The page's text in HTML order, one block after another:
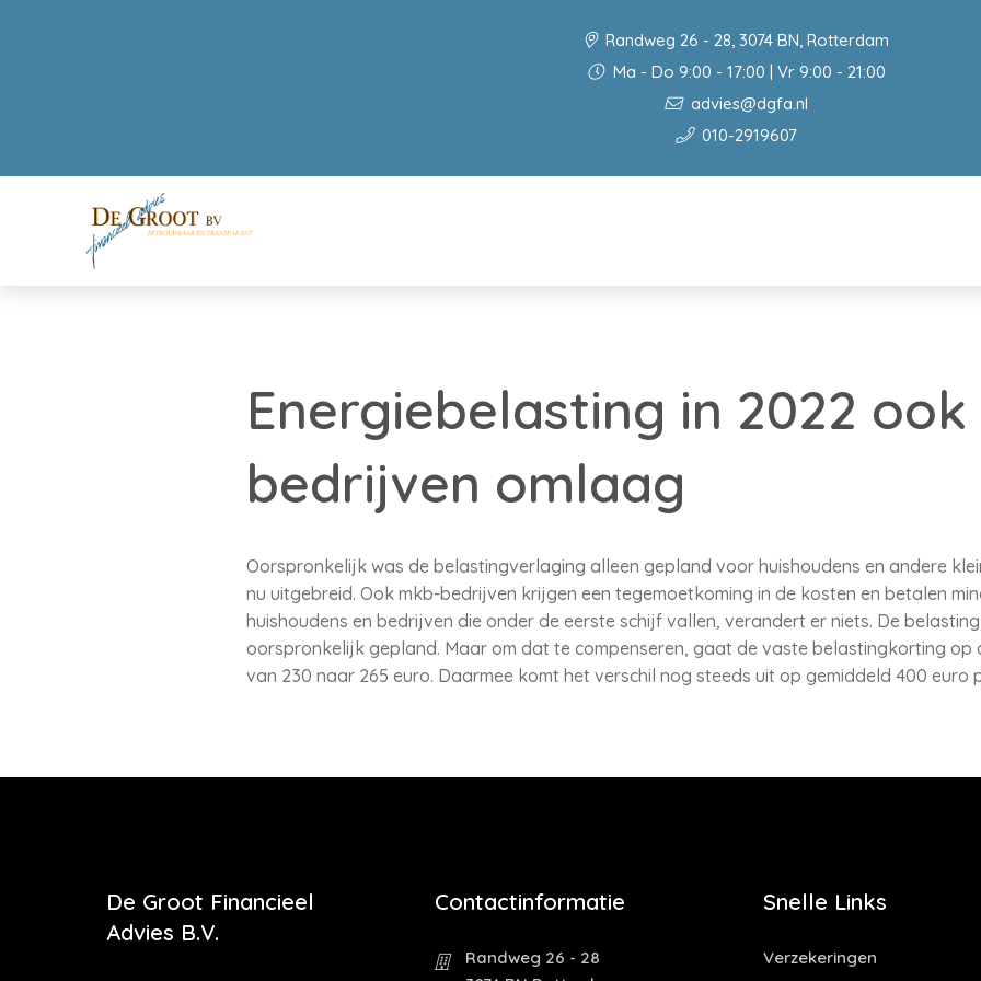
Randweg 26 - 28, 3074 BN, Rotterdam
Ma - Do 9:00 - 17:00 | Vr 9:00 - 21:00
advies@dgfa.nl
010-2919607
Energiebelasting in 2022
bedrijven omlaag
Oorspronkelijk was de belastingverlaging alleen gepland voor huishoudens en andere
nu uitgebreid. Ook mkb-bedrijven krijgen een tegemoetkoming in de kosten en betalen
huishoudens en bedrijven die onder de eerste schijf vallen, verandert er niets. De
oorspronkelijk gepland. Maar om dat te compenseren, gaat de vaste belastingkorting op
van 230 naar 265 euro. Daarmee komt het verschil nog steeds uit op gemiddeld 400 euro
De Groot Financieel
Advies B.V.
Contactinformatie
Randweg 26 - 28
Snelle Links
Verzekeringen